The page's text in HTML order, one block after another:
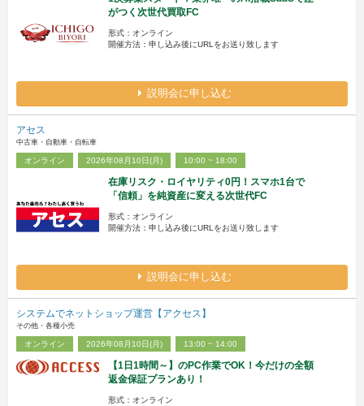
がつく次世代買取FC
形式：オンライン
開催方法：申し込み後にURLをお送り致します
説明会に申し込む
アセス
中古車・自動車・自転車
オンライン 2026年08月10日(月) 10:00 ~ 18:00
在庫リスク・ロイヤリティ0円！スマホ1台で
「信頼」を純資産に変える次世代FC
形式：オンライン
開催方法：申し込み後にURLをお送り致します
説明会に申し込む
システムでネットショップ運営【アクセス】
その他・各種小売
オンライン 2026年08月10日(月) 13:00 ~ 14:00
【1日1時間～】のPC作業でOK！今だけの全額
返金保証プランあり！
形式：オンライン